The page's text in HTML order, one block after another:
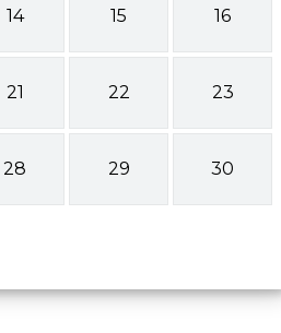
14 15 16
21 22 23
28 29 30